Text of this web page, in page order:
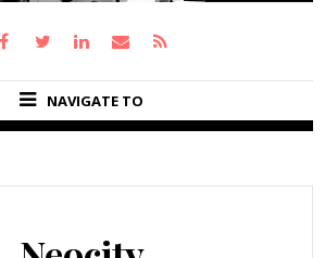
NAVIGATE TO